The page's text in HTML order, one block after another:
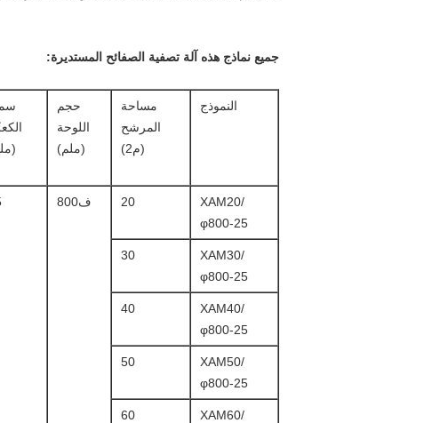
جميع نماذج هذه آلة تصفية الصفائح المستديرة:
النموذج
مساحة
المرشح
(م2)
حجم
اللوحة
(ملم)
XAM20/
φ800-25
20 ف800
XAM30/
φ800-25
30
XAM40/
φ800-25
40
XAM50/
φ800-25
50
XAM60/
60